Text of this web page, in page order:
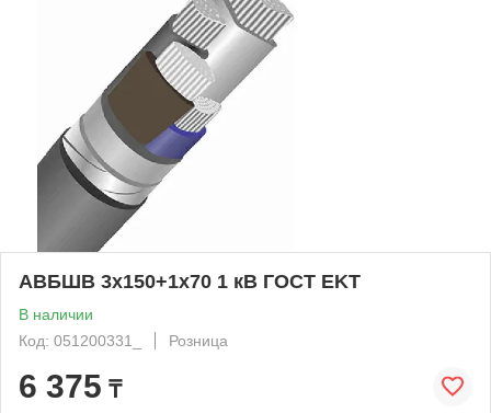
АВБШВ 3х150+1х70 1 кВ ГОСТ EKT
В наличии
Код: 051200331_
Розница
6 375 ₸